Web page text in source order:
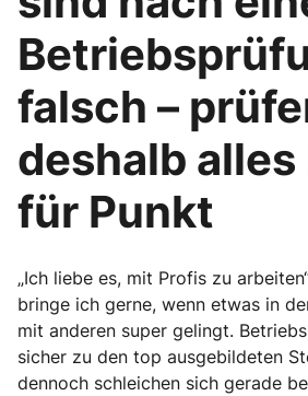
falsch –
deshalb
für Punkt
„Ich liebe es, mit Profis zu
bringe ich gerne, wenn etwas in
mit anderen super gelingt.
sicher zu den top ausgebildeten
dennoch schleichen sich gerade